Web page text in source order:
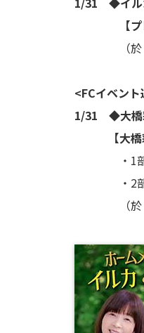
【
（於：福
<FCイベン
1/31 ◆大橋
【大橋彩
・1部 〜
・2部 〜
（於：東